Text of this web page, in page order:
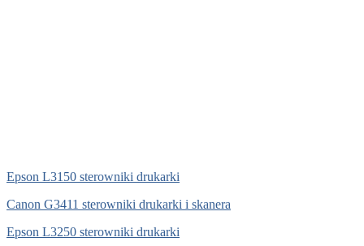
Epson L3150 sterowniki drukarki
Canon G3411 sterowniki drukarki i skanera
Epson L3250 sterowniki drukarki